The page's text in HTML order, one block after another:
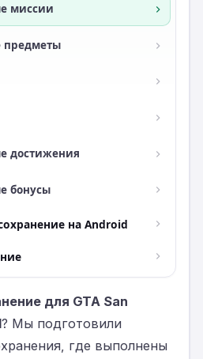
миссии
предметы
достижения
бонусы
на Android
для GTA San
? Мы подготовили
где выполнены